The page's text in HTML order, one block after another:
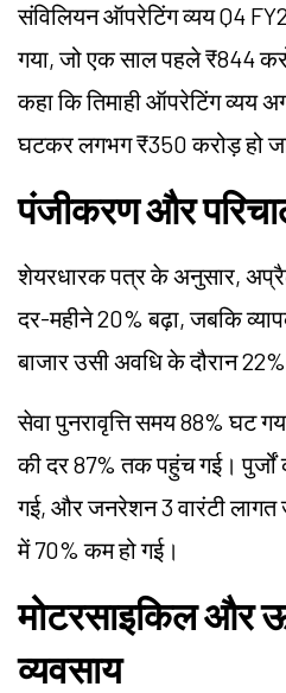
संविलियन ऑपरेटिंग व्यय Q4
गया, जो एक साल पहले ₹844
कहा कि तिमाही ऑपरेटिंग व्यय
घटकर लगभग ₹350 करोड़ हो
पंजीकरण और
शेयरधारक पत्र के अनुसार,
दर-महीने 20% बढ़ा, जबकि
बाजार उसी अवधि के दौरान
सेवा पुनरावृत्ति समय 88% घट
की दर 87% तक पहुंच गई। पुर्जों
गई, और जनरेशन 3 वारंटी लागत
में 70% कम हो गई।
मोटरसाइकिल और
व्यवसाय